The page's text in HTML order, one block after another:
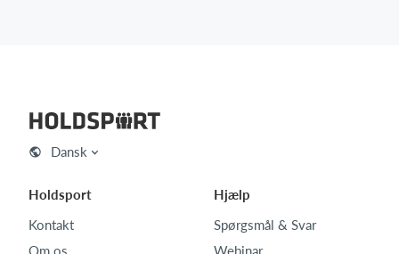
Dansk
Holdsport
Kontakt
Om os
Hjælp
Spørgsmål & Svar
Webinar